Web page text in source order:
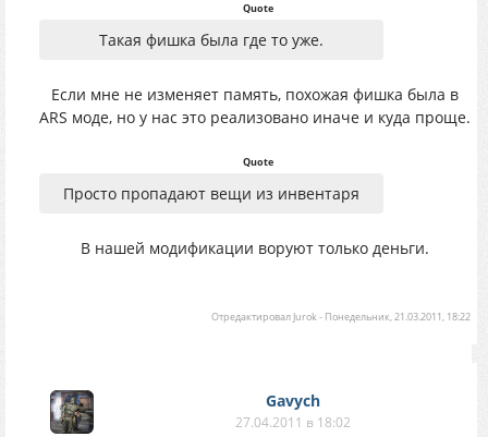
Quote
Такая фишка была где то уже.
Если мне не изменяет память, похожая фишка была в
ARS моде, но у нас это реализовано иначе и куда проще.
Quote
Просто пропадают вещи из инвентаря
В нашей модификации воруют только деньги.
Отредактировал Jurok- Понедельник, 21.03.2011, 18:22
Gavych
27.04.2011 в 18:02